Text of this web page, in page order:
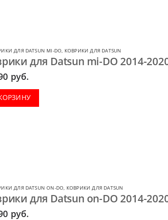
ДЛЯ DATSUN MI-DO, КОВРИКИ ДЛЯ DATSUN
для Datsun mi-DO 2014-
руб.
ДЛЯ DATSUN ON-DO, КОВРИКИ ДЛЯ DATSUN
для Datsun on-DO 2014-
руб.